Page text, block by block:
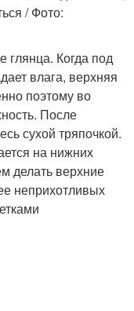
для глянцевой
/ Фото:
глянца. Когда под
влага, верхняя
поэтому во
После
сухой тряпочкой.
на нижних
делать верхние
неприхотливых